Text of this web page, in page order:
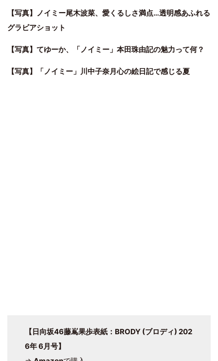
【写真】ノイミー尾木波菜、愛くるしさ満点…透明感あふれる
グラビアショット
【写真】てゆーか、「ノイミー」本田珠由記の魅力って何？
【写真】「ノイミー」川中子奈月心の絵日記で感じる夏
【日向坂46藤嶌果歩表紙：BRODY (ブロディ) 202
6年 6月号】